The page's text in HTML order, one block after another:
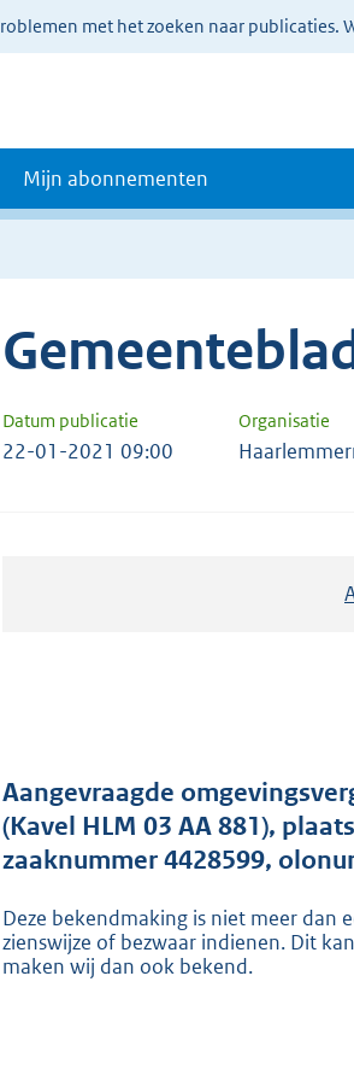
met het zoeken naar publicaties.
Mijn abonnementen
Datum publicatie Organisatie
22-01-2021 09:00
Aangevraagde
(Kavel HLM 03 AA 881),
zaaknummer 4428599,
Deze bekendmaking is niet meer dan
zienswijze of bezwaar indienen. Dit
maken wij dan ook bekend.